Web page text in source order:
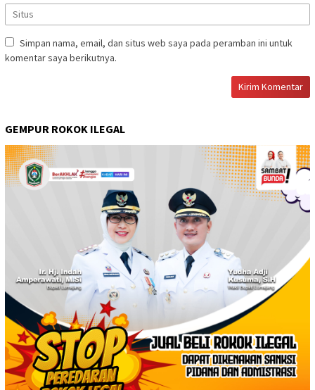
Simpan nama, email, dan situs web saya pada peramban ini untuk
komentar saya berikutnya.
GEMPUR ROKOK ILEGAL